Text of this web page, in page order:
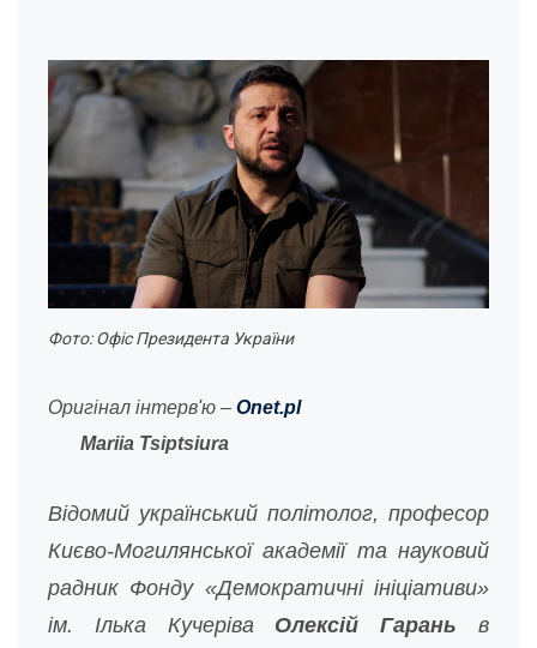
Фото: Офіс Президента України
Оригінал інтерв'ю – Onet.pl
Mariia Tsiptsiura
Відомий український політолог, професор
Києво-Могилянської академії та науковий
радник Фонду «Демократичні ініціативи»
ім. Ілька Кучеріва Олексій Гарань в